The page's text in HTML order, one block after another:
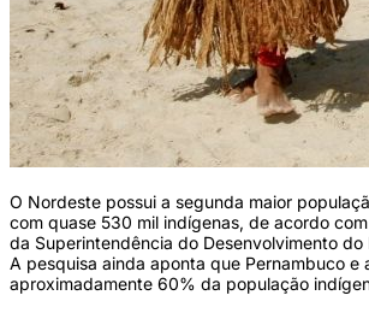
O Nordeste possui a segunda maior
com quase 530 mil indígenas, de acordo
da Superintendência do Desenvolvimento
A pesquisa ainda aponta que Pernambuco e
aproximadamente 60% da população